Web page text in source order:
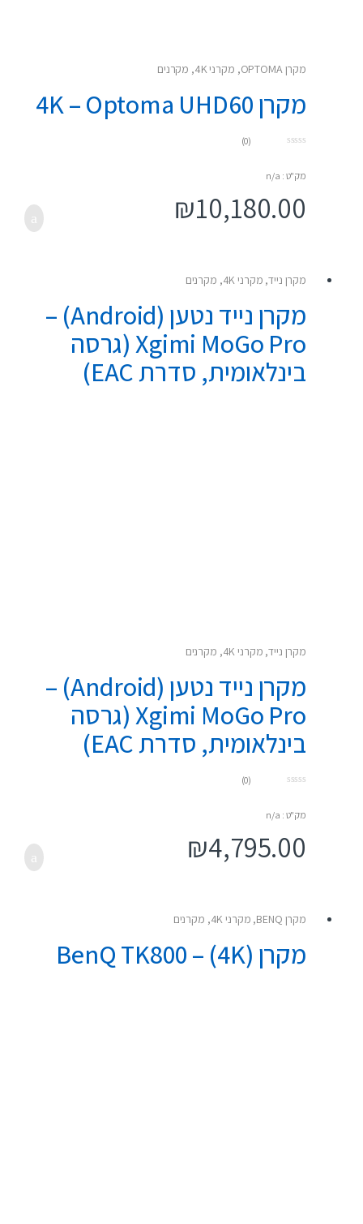
מקרן OPTOMA , מקרני 4K , מקרנים
מקרן 4K – Optoma UHD60
u
f
5
(0)
מק"ט : n/a
₪10,180.00
מקרן נייד, מקרני 4K , מקרנים
מקרן נייד נטען (Android) –
Xgimi MoGo Pro (גרסה
בינלאומית, סדרת EAC)
מקרן נייד, מקרני 4K , מקרנים
מקרן נייד נטען (Android) –
Xgimi MoGo Pro (גרסה
בינלאומית, סדרת EAC)
u
f
5
(0)
מק"ט : n/a
₪4,795.00
מקרן BENQ , מקרני 4K , מקרנים
מקרן (4K) – BenQ TK800